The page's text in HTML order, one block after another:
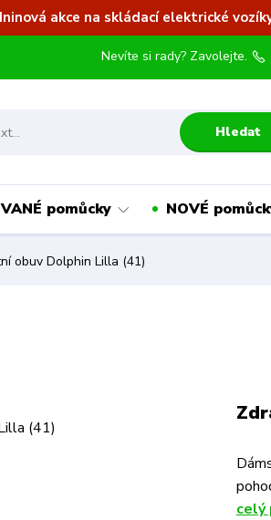
akce na skládací elektrické
Hledat
Nevíte si rady? Zavolejte.
pomůcky NOVÉ
obuv Dolphin Lilla (41)
celý